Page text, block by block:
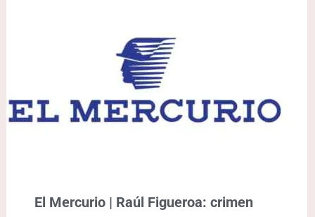
El Mercurio | Raúl Figueroa: crimen